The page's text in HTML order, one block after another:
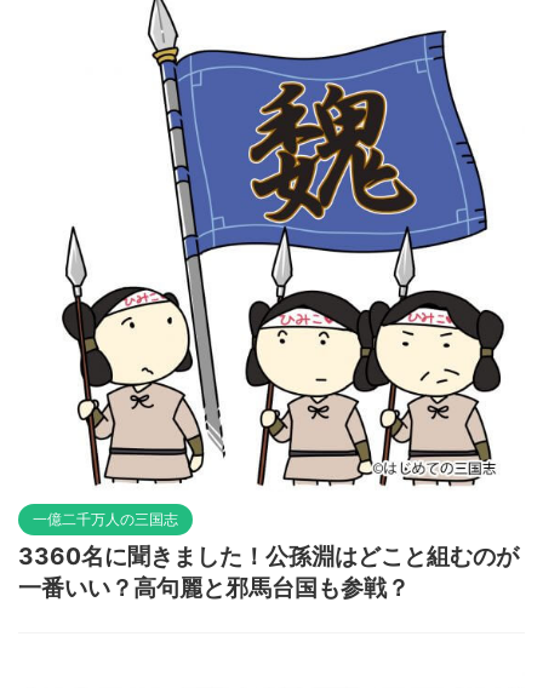
一億二千万人の三国志
3360名に聞きました！公孫淵はどこと組むのが
一番いい？高句麗と邪馬台国も参戦？